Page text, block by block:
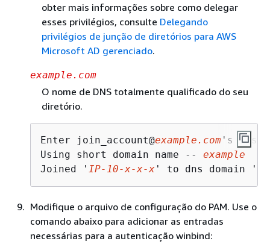
obter mais informações sobre como delegar
esses privilégios, consulte Delegando
privilégios de junção de diretórios para AWS
Microsoft AD gerenciado.
example.com
O nome de DNS totalmente qualificado do seu
diretório.
Enter join_account@example.com 's
Using short domain name -- example
Joined ' IP-10-x-x-x ' to dns domain '
Modifique o arquivo de configuração do PAM. Use o
comando abaixo para adicionar as entradas
necessárias para a autenticação winbind: